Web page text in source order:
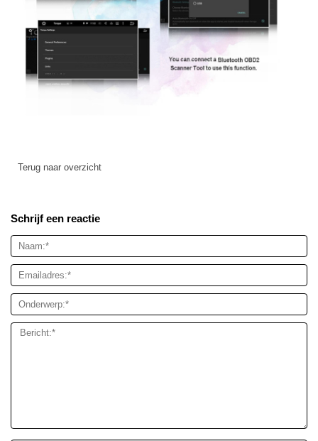
Terug naar overzicht
Schrijf een reactie